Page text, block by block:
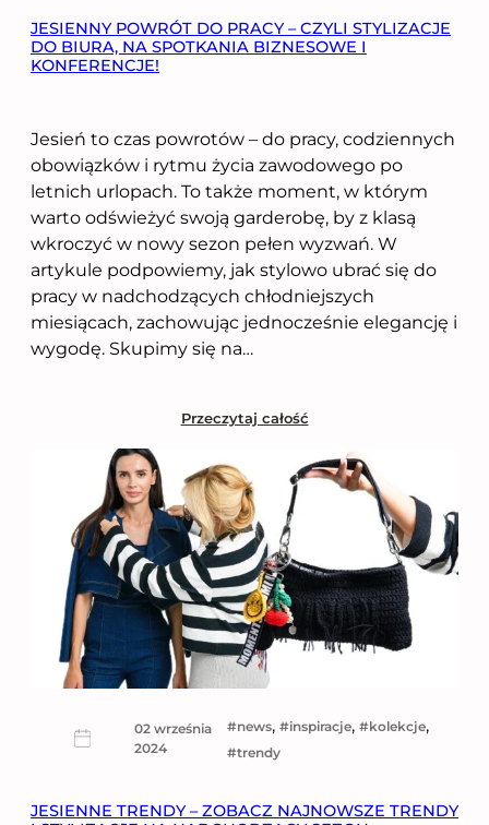
JESIENNY POWRÓT DO PRACY – CZYLI STYLIZACJE
DO BIURA, NA SPOTKANIA BIZNESOWE I
KONFERENCJE!
Jesień to czas powrotów – do pracy, codziennych
obowiązków i rytmu życia zawodowego po
letnich urlopach. To także moment, w którym
warto odświeżyć swoją garderobę, by z klasą
wkroczyć w nowy sezon pełen wyzwań. W
artykule podpowiemy, jak stylowo ubrać się do
pracy w nadchodzących chłodniejszych
miesiącach, zachowując jednocześnie elegancję i
wygodę. Skupimy się na…
Przeczytaj całość
02 września
2024
news, inspiracje, kolekcje ,
trendy
JESIENNE TRENDY – ZOBACZ NAJNOWSZE TRENDY